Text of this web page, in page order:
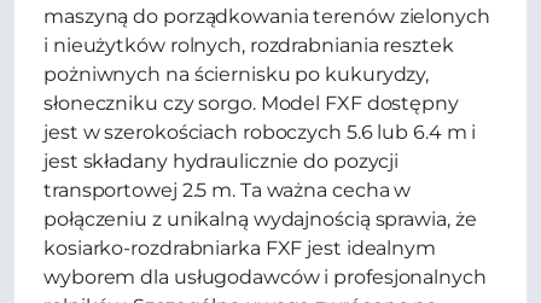
maszyną do porządkowania terenów zielonych
i nieużytków rolnych, rozdrabniania resztek
pożniwnych na ściernisku po kukurydzy,
słoneczniku czy sorgo. Model FXF dostępny
jest w szerokościach roboczych 5.6 lub 6.4 m i
jest składany hydraulicznie do pozycji
transportowej 2.5 m. Ta ważna cecha w
połączeniu z unikalną wydajnością sprawia, że
kosiarko-rozdrabniarka FXF jest idealnym
wyborem dla usługodawców i profesjonalnych